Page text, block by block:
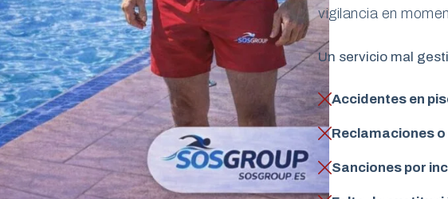
vigilancia en
Un servicio mal
Accidentes en
Reclamaciones
Sanciones por